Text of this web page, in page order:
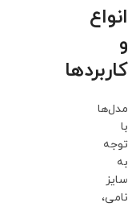
انواع
و
کاربردها
مدل‌ها
با
توجه
به
سایز
نامی،